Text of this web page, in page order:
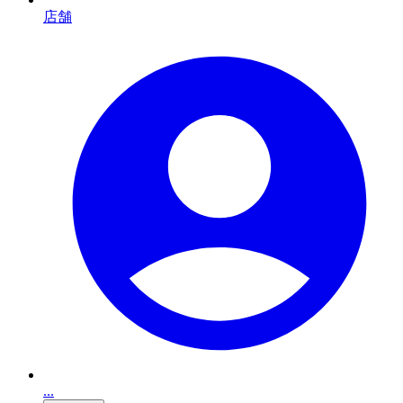
店舗
...